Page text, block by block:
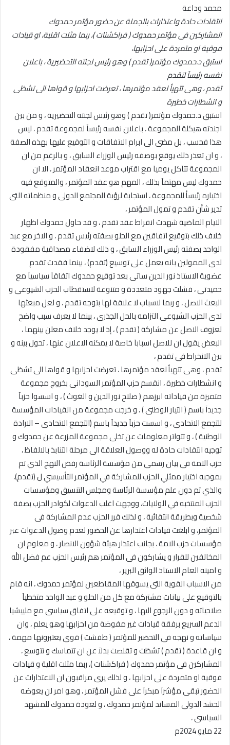
محمد وداعة
انتقادات حادة واعتذارات بالجملة عن حضور مؤتمر حمدوك
المشاركين فى مؤتمر حمدوك ( فراكشنات )، ربما مثلت اقلية، او قيادات
فوقية او متمردة على احزابها،
استبق د.حمدوك مؤتمر( تقدم ) وهو رئيس لجنته التحضيرية ، باعلان
نفسه رئيسآ لتقدم
تقدم ، وهى تتهيأ لعقد مؤتمرها ، تعرضت احزابها و قواها الى تشظى
و انشطارات خطيرة
استبق د.حمدوك مؤتمر( تقدم ) وهو رئيس لجنته التحضيرية ، و من بين
اجندته هيكلة المجموعة ، باعلان نفسه رئيسآ لمجموعة تقدم ، ليس
هذا فحسب ، بل مضى الى ابرام الاتفاقات و التوقيع عليها بهذه الصفة
، و ان تعذر ذلك يوقع بوصفه رئيس الوزراء السابق ، و بالرغم من ان
المجموعة تتآكل يوميآ مع اقتراب موعد انعقاد المؤتمر ، الا ان
حمدوك ليس مهتمآ بذلك ، المهم هو عقد المؤتمر ، والمتوقع فيه
اختياره رئيسأ للمجموعة ، استجابة لرؤية المجتمع الدولى و منظماته التى
تدير شأن تقدم و تمول المؤتمر ،
الايام الماضية شهدت انفراط عقد تقدم ، و قد حاول حمدوك اظهار
خلاف ذلك بتوقيع اتفاقين مع الحلو بصفته رئيس تقدم ، و الاخر مع عبد
الواحد بصفته رئيس الوزراء السابق ، و ذلك لاضفاء مصداقية مفقودة
لدى الممولين بانه يعمل على توسيع (تقدم) ، بينما فقدت تقدم
عضوية الاستاذ نور الدين ساتى بعد توقيع حمدوك اتفاقآ سياسيآ مع
حميدتى ، فشلت جهود متعددة و متنوعة لاستقطاب الحزب الشيوعى و
البعث الاصل ، و ربما لاسباب لا علاقة لها بتوجه تقدم ، و لعل مبعثها
لدى الحزب الشيوعى التزامه بالحل الجذرى ، بينما لا يعرف سبب واضح
لعزوف الاصل عن مشاركة ( تقدم ) ، إذ لا يوجد خلاف معلن بينهما ،
البعض يقول ان للاصل اسبابآ خاصة لا يمكنه الاعلان عنها ، تحول بينه و
بين الانخراط فى تقدم ،
تقدم ، وهى تتهيأ لعقد مؤتمرها ، تعرضت احزابها و قواها الى تشظى
و انشطارات خطيرة ، انقسم حزب المؤتمر السودانى بخروج مجموعة
متميزة من قياداته ابرزهم ( صلاح نور الدين و الغوث ) ، و اسسوا حزبآ
جديدآ باسم ( التيار الوطنى ) ، و خرجت مجموعة من القيادات المؤسسة
للتجمع الاتحادى ، و اسست حزبآ جديدآ باسم (التجمع الاتحادى – الارادة
الوطنية ) ، و تتواتر معلومات عن تخلى مجموعة المزرعة عن حمدوك و
توجيه انتقادات حادة له ووصول العلاقة الى مرحلة التنابذ بالالفاظ ،
حزب الامة فى بيان رسمى من مؤسسة الرئاسة رفض النهج الذي تم
بموجبه اختيار ممثلي الحزب للمشاركة في المؤتمر التأسيسي ل (تقدم)،
والذي تم دون علم مؤسسة الرئاسة ومجلس التنسيق ومؤسسات
الحزب المنتخبه في الولايات، ووجهت اغلب الدعوات لكوادر الحزب بصفة
شخصية وبطريقة انتقائية ، و لذلك قرر الحزب عدم المشاركة فى
المؤتمر، و ابلغت قيادات اعتذارها عن الحضور لعدم وصول الدعوات عبر
مؤسسات حزب الامة ، بجانب اعتذار هيئة شؤون الانصار ، و معلوم ان
المخالفين للقرار و يشاركون فى المؤتمر هم رئيس الحزب عم فضل الله
و امينه العام الاستاذ الواثق البرير ،
من الاسباب القوية التى يسوقها المقاطعين لمؤتمر حمدوك ، انه قام
بالتوقيع على بيانات مشتركة مع كل من الحلو و عبد الواحد متخطيآ
صلاحياته و دون الرجوع اليها ، و توقيعه على اتفاق سياسى مع ملييشيا
الدعم السريع برفقة قيادات غير مفوضة من احزابها وهو يعلم ، وان
سياساته و نهجه فى التحضير للمؤتمر ( طفشت ) قوى يعتبرونها مهمة ،
و ان قاعدة ( تقدم ) تشظت و تقلصت بدلآ عن ان تتماسك و تتوسع ،
المشاركين فى مؤتمر حمدوك ( فراكشنات )، ربما مثلت اقلية و قيادات
فوقية او متمردة على احزابها ، و لذلك يرى مراقبون ان الاعتذارات عن
الحضور تبقى مؤشرآ مبكرآ على فشل المؤتمر ، وهو امر لن يعوضه
الحشد الدولى المساند لمؤتمر حمدوك ، و لعودة حمدوك للمشهد
السياسى ،
22 مايو 2024م